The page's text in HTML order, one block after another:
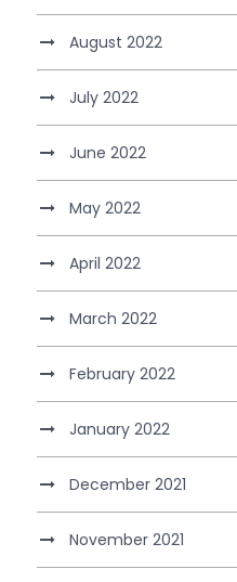
August 2022
July 2022
June 2022
May 2022
April 2022
March 2022
February 2022
January 2022
December 2021
November 2021